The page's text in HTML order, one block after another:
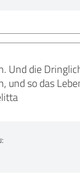
Und die
und so das